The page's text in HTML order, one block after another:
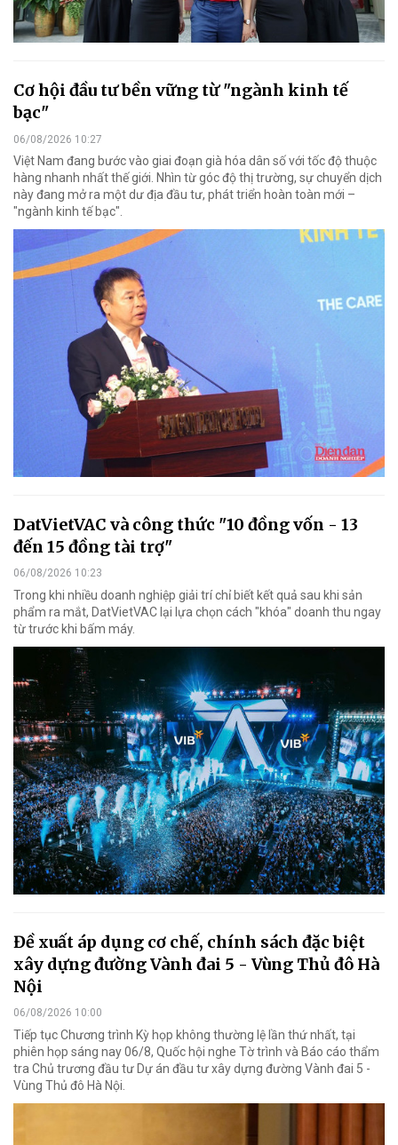
Cơ hội đầu tư bền vững từ "ngành kinh tế
bạc"
06/08/2026 10:27
Việt Nam đang bước vào giai đoạn già hóa dân số với tốc độ thuộc
hàng nhanh nhất thế giới. Nhìn từ góc độ thị trường, sự chuyển dịch
này đang mở ra một dư địa đầu tư, phát triển hoàn toàn mới –
"ngành kinh tế bạc".
DatVietVAC và công thức "10 đồng vốn - 13
đến 15 đồng tài trợ"
06/08/2026 10:23
Trong khi nhiều doanh nghiệp giải trí chỉ biết kết quả sau khi sản
phẩm ra mắt, DatVietVAC lại lựa chọn cách "khóa" doanh thu ngay
từ trước khi bấm máy.
Đề xuất áp dụng cơ chế, chính sách đặc biệt
xây dựng đường Vành đai 5 - Vùng Thủ đô Hà
Nội
06/08/2026 10:00
Tiếp tục Chương trình Kỳ họp không thường lệ lần thứ nhất, tại
phiên họp sáng nay 06/8, Quốc hội nghe Tờ trình và Báo cáo thẩm
tra Chủ trương đầu tư Dự án đầu tư xây dựng đường Vành đai 5 -
Vùng Thủ đô Hà Nội.